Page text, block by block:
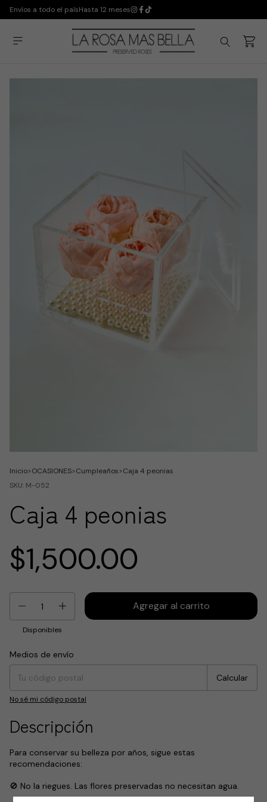
Envíos a todo el paísHasta 12 meses
Inicio>OCASIONES>Cumpleaños>Caja 4 peonias
SKU: M-052
Caja 4 peonias
$1,500.00
Disponibles
Entregas para el CP:
Medios de envío
Calcular
No sé mi código postal
Descripción
Para conservar su belleza por años, sigue estas
recomendaciones:
🚫 No la riegues. Las flores preservadas no necesitan agua.